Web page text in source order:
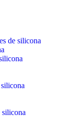
de silicona
silicona